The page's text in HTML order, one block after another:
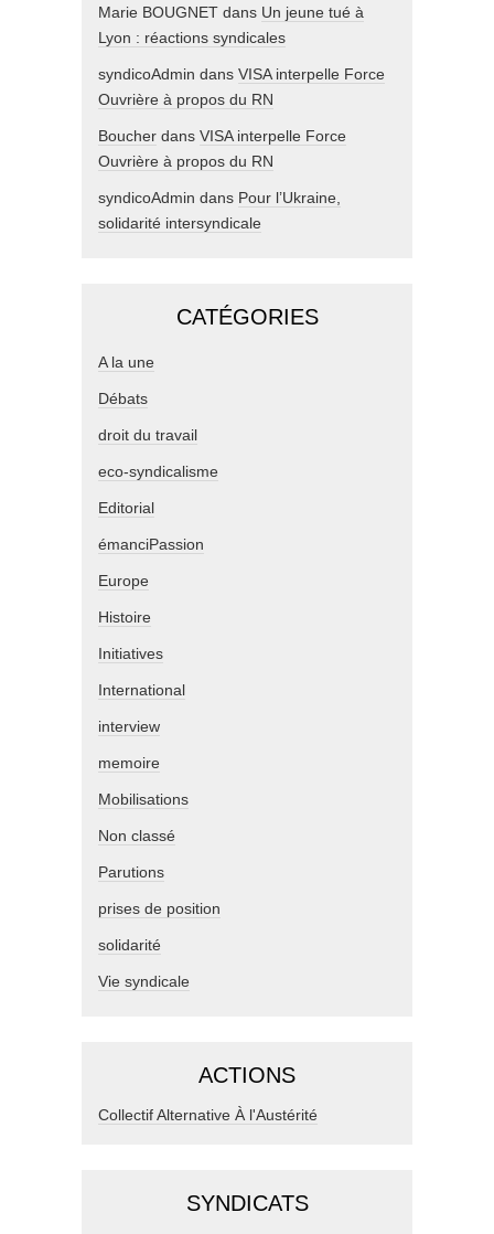
Marie BOUGNET dans Un jeune tué à
Lyon : réactions syndicales
syndicoAdmin dans VISA interpelle Force
Ouvrière à propos du RN
Boucher dans VISA interpelle Force
Ouvrière à propos du RN
syndicoAdmin dans Pour l’Ukraine,
solidarité intersyndicale
CATÉGORIES
A la une
Débats
droit du travail
eco-syndicalisme
Editorial
émanciPassion
Europe
Histoire
Initiatives
International
interview
memoire
Mobilisations
Non classé
Parutions
prises de position
solidarité
Vie syndicale
ACTIONS
Collectif Alternative À l'Austérité
SYNDICATS